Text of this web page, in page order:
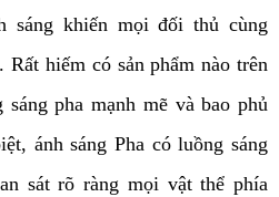
sáng khiến mọi đối thủ cùng
Rất hiếm có sản phẩm nào trên
pha mạnh mẽ và bao phủ
ánh sáng Pha có luồng sáng
sát rõ ràng mọi vật thể phía